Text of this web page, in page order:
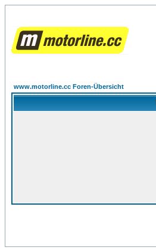
www.motorline.cc Foren-Übersicht